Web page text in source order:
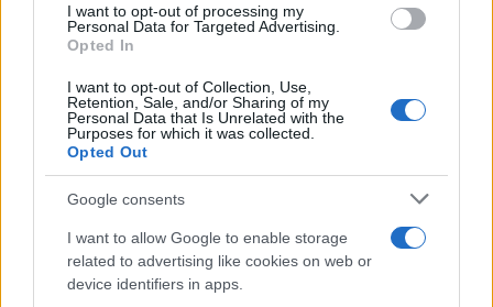
I want to opt-out of processing my
Personal Data for Targeted Advertising.
Opted In
I want to opt-out of Collection, Use,
Retention, Sale, and/or Sharing of my
Personal Data that Is Unrelated with the
Purposes for which it was collected.
Opted Out
Google consents
I want to allow Google to enable storage
related to advertising like cookies on web or
device identifiers in apps.